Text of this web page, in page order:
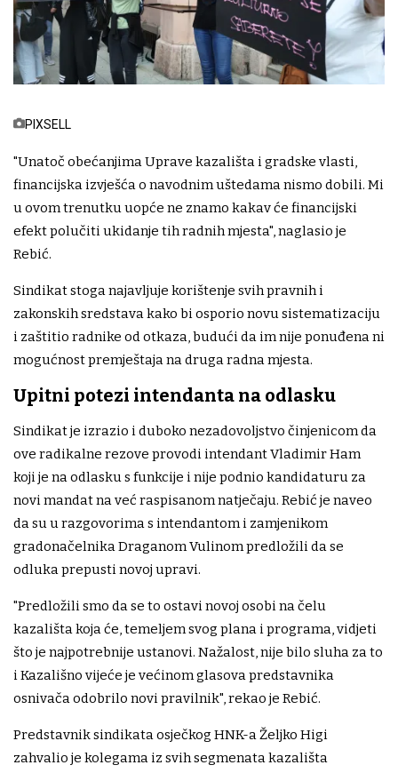
PIXSELL
"Unatoč obećanjima Uprave kazališta i gradske vlasti,
financijska izvješća o navodnim uštedama nismo dobili. Mi
u ovom trenutku uopće ne znamo kakav će financijski
efekt polučiti ukidanje tih radnih mjesta", naglasio je
Rebić.
Sindikat stoga najavljuje korištenje svih pravnih i
zakonskih sredstava kako bi osporio novu sistematizaciju
i zaštitio radnike od otkaza, budući da im nije ponuđena ni
mogućnost premještaja na druga radna mjesta.
Upitni potezi intendanta na odlasku
Sindikat je izrazio i duboko nezadovoljstvo činjenicom da
ove radikalne rezove provodi intendant Vladimir Ham
koji je na odlasku s funkcije i nije podnio kandidaturu za
novi mandat na već raspisanom natječaju. Rebić je naveo
da su u razgovorima s intendantom i zamjenikom
gradonačelnika Draganom Vulinom predložili da se
odluka prepusti novoj upravi.
"Predložili smo da se to ostavi novoj osobi na čelu
kazališta koja će, temeljem svog plana i programa, vidjeti
što je najpotrebnije ustanovi. Nažalost, nije bilo sluha za to
i Kazališno vijeće je većinom glasova predstavnika
osnivača odobrilo novi pravilnik", rekao je Rebić.
Predstavnik sindikata osječkog HNK-a Željko Higi
zahvalio je kolegama iz svih segmenata kazališta